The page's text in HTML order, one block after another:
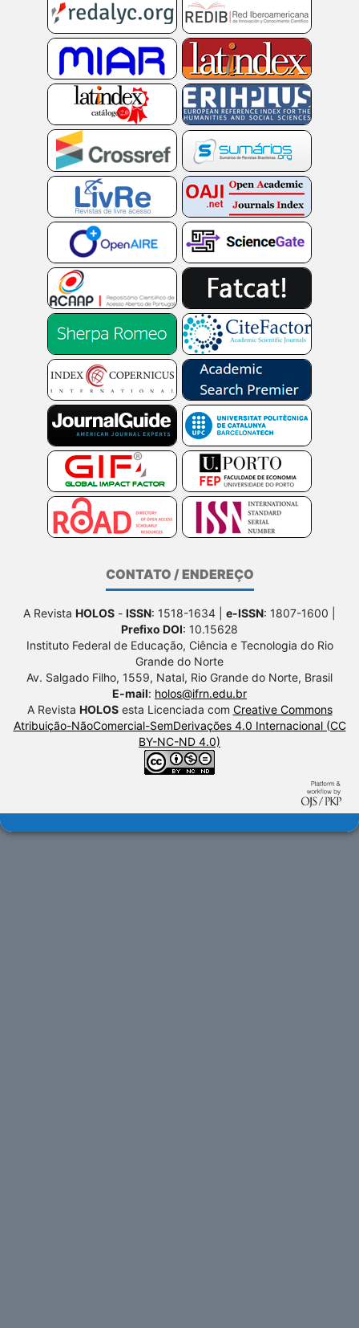
CONTATO / ENDEREÇO
A Revista HOLOS - ISSN: 1518-1634 | e-ISSN: 1807-1600 |
Prefixo DOI: 10.15628
Instituto Federal de Educação, Ciência e Tecnologia do Rio
Grande do Norte
Av. Salgado Filho, 1559, Natal, Rio Grande do Norte, Brasil
E-mail: holos@ifrn.edu.br
A Revista HOLOSesta Licenciada com Creative Commons
Atribuição-NãoComercial-SemDerivações 4.0 Internacional (CC
BY-NC-ND 4.0)